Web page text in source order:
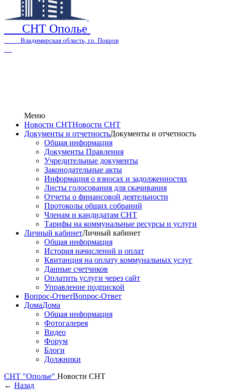
СНТ Ополье
Владимирская область, г.о. Покров
Меню
Новости СНТНовости СНТ
Документы и отчетностьДокументы и отчетность
Общая информация
Документы Правления
Учредительные документы
Законодательные акты
Информация о взносах и задолженностях
Листы голосования для скачивания
Отчеты о финансовой деятельности
Протоколы общих собраний
Членам и кандидатам СНТ
Тарифы на коммунальные ресурсы и услуги
Личный кабинетЛичный кабинет
Общая информация
История начислений и оплат
Квитанция на оплату коммунальных услуг
Данные счетчиков
Оплатить услуги через сайт
Управление подпиской
Вопрос-ОтветВопрос-Ответ
ДомаДома
Общая информация
Фотогалерея
Видео
Форум
Блоги
Должники
СНТ "Ополье" Новости СНТ
← Назад